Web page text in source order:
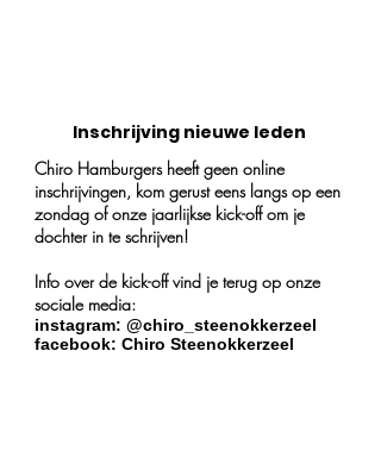
Inschrijving nieuwe leden
Chiro Hamburgers heeft geen online
inschrijvingen, kom gerust eens langs op een
zondag of onze jaarlijkse kick-off om je
dochter in te schrijven!
Info over de kick-off vind je terug op onze
sociale media:
instagram: @chiro_steenokkerzeel
facebook: Chiro Steenokkerzeel